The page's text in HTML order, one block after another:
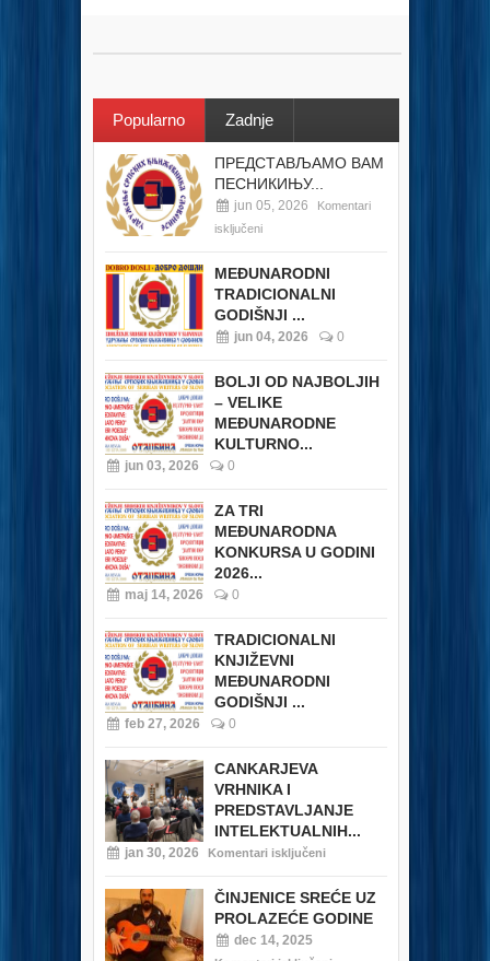
Popularno Zadnje
ПРЕДСТАВЉАМО ВАМ
ПЕСНИКИЊУ...
jun 05, 2026
Komentari
isključeni
MEĐUNARODNI
TRADICIONALNI
GODIŠNJI ...
jun 04, 2026 0
BOLJI OD NAJBOLJIH
– VELIKE
MEĐUNARODNE
KULTURNO...
jun 03, 2026 0
ZA TRI
MEĐUNARODNA
KONKURSA U GODINI
2026...
maj 14, 2026 0
TRADICIONALNI
KNJIŽEVNI
MEĐUNARODNI
GODIŠNJI ...
feb 27, 2026 0
CANKARJEVA
VRHNIKA I
PREDSTAVLJANJE
INTELEKTUALNIH...
jan 30, 2026 Komentari isključeni
ČINJENICE SREĆE UZ
PROLAZEĆE GODINE
dec 14, 2025